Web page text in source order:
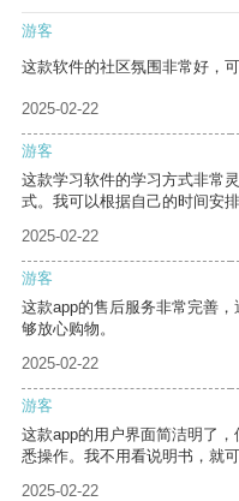
游客
这款软件的社区氛围非常好，
2025-02-22
游客
这款学习软件的学习方式非常
式。我可以根据自己的时间安排
2025-02-22
游客
这款app的售后服务非常完善
够放心购物。
2025-02-22
游客
这款app的用户界面简洁明了
悉操作。我不用看说明书，就
2025-02-22